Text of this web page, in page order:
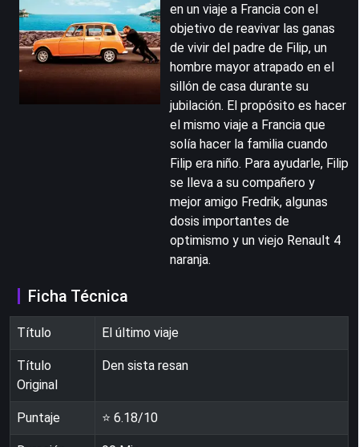
en un viaje a Francia con el
objetivo de reavivar las ganas
de vivir del padre de Filip, un
hombre mayor atrapado en el
sillón de casa durante su
jubilación. El propósito es hacer
el mismo viaje a Francia que
solía hacer la familia cuando
Filip era niño. Para ayudarle, Filip
se lleva a su compañero y
mejor amigo Fredrik, algunas
dosis importantes de
optimismo y un viejo Renault 4
naranja.
Ficha Técnica
Título El último viaje
Título
Original
Den sista resan
Puntaje ⭐ 6.18/10